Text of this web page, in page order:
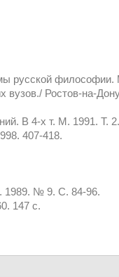
русской философии.
Ростов-на-
В 4-х т. М. 1991. Т. 2.
407-418.
1989. № 9. С. 84-96.
147 с.